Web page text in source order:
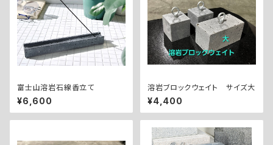
富士山溶岩石線香立て
¥6,600
溶岩ブロックウェイト サイズ大
¥4,400